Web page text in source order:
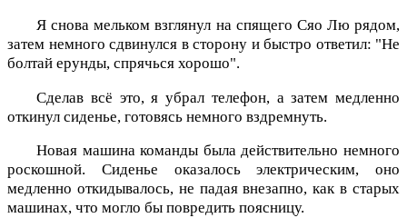
Я снова мельком взглянул на спящего Сяо Лю рядом,
затем немного сдвинулся в сторону и быстро ответил: "Не
болтай ерунды, спрячься хорошо".
Сделав всё это, я убрал телефон, а затем медленно
откинул сиденье, готовясь немного вздремнуть.
Новая машина команды была действительно немного
роскошной. Сиденье оказалось электрическим, оно
медленно откидывалось, не падая внезапно, как в старых
машинах, что могло бы повредить поясницу.